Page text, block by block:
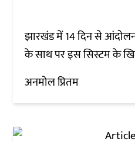
झारखंड में 14 दिन से आंदोलन
के साथ पर इस सिस्टम के
अनमोल प्रितम